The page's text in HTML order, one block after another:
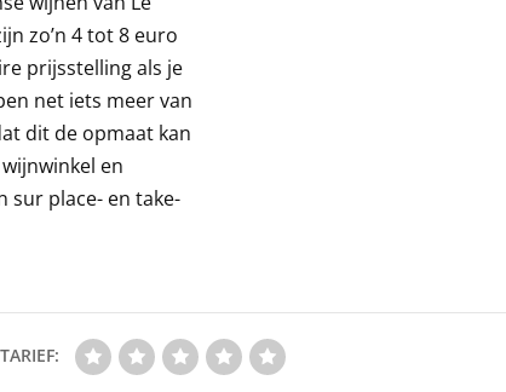
zo’n 4 tot 8 euro
prijsstelling als je
net iets meer van
dit de opmaat kan
en
sur place- en take-
TARIEF: